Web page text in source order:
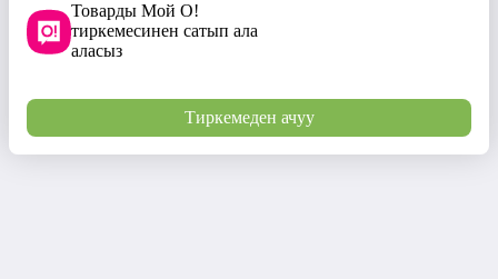
Товарды Мой О!
тиркемесинен сатып ала
аласыз
Тиркемеден ачуу